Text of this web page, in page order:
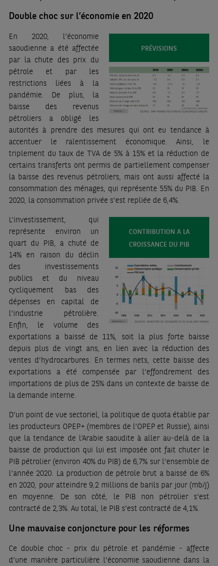
Double choc sur l’économie en 2020
PRÉVISIONS
En 2020, l’économie
saoudienne a été affectée
par la chute des prix du
pétrole et par les
restrictions liées à la
pandémie. De plus, la
baisse des revenus
pétroliers a obligé les
autorités à prendre des mesures qui ont eu tendance à
accentuer le ralentissement économique. Ainsi, le
triplement du taux de TVA de 5% à 15% et la réduction de
certains transferts ont permis de partiellement compenser
la baisse des revenus pétroliers, mais ont aussi affecté la
consommation des ménages, qui représente 55% du PIB. En
2020, la consommation privée s’est repliée de 6,4%.
CONTRIBUTION A LA
CROISSANCE DU PIB
L’investissement, qui
représente environ un
quart du PIB, a chuté de
14% en raison du déclin
des investissements
publics et du niveau
cycliquement bas des
dépenses en capital de
l’industrie pétrolière.
Enfin, le volume des
exportations a baissé de 11%, soit la plus forte baisse
depuis plus de vingt ans, en lien avec la réduction des
ventes d’hydrocarbures. En termes nets, cette baisse des
exportations a été compensée par l’effondrement des
importations de plus de 25% dans un contexte de baisse de
la demande interne.
D’un point de vue sectoriel, la politique de quota établie par
les producteurs OPEP+ (membres de l’OPEP et Russie), ainsi
que la tendance de l’Arabie saoudite à aller au-delà de la
baisse de production qui lui est imposée ont fait chuter le
PIB pétrolier (environ 40% du PIB) de 6,7% sur l’ensemble de
l’année 2020. La production de pétrole brut a baissé de 6%
en 2020, pour atteindre 9,2 millions de barils par jour (mb/j)
en moyenne. De son côté, le PIB non pétrolier s’est
contracté de 2,3%. Au total, le PIB s’est contracté de 4,1%.
Une mauvaise conjoncture pour les réformes
Ce double choc - prix du pétrole et pandémie - affecte
d’une manière particulière l’économie saoudienne dans la